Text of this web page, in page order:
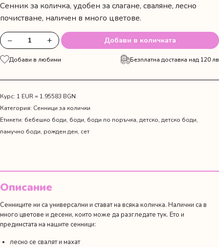
Сенник за количка, удобен за слагане, сваляне, лесно
почистване, наличен в много цветове.
количество
за
Светлосин
детска
количка
− + Добави в количката
Добави в любими Безплатна доставка над 120 лв
Курс: 1 EUR = 1.95583 BGN
Категория: Сенници за колички
Етикети: бебешко боди, боди, боди по поръчка, детско, детско боди,
памучно боди, рожден ден, сет
Описание
Сенниците ни са универсални и стават на всяка количка. Налични са в
много цветове и десени, които може да разгледатетук. Ето и
предимстата на нашите сенници:
лесно се свалят и махат